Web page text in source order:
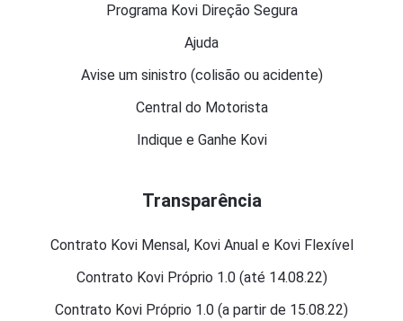
Programa Kovi Direção Segura
Ajuda
Avise um sinistro (colisão ou acidente)
Central do Motorista
Indique e Ganhe Kovi
Transparência
Contrato Kovi Mensal, Kovi Anual e Kovi Flexível
Contrato Kovi Próprio 1.0 (até 14.08.22)
Contrato Kovi Próprio 1.0 (a partir de 15.08.22)